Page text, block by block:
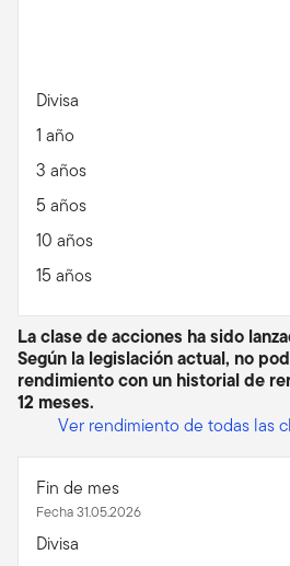
Divisa
1 año
3 años
5 años
10 años
15 años
La clase de acciones ha sido
Según la legislación actual, no
rendimiento con un historial de
12 meses.
Ver rendimiento de todas las
Fin de mes
Fecha 31.05.2026
Divisa